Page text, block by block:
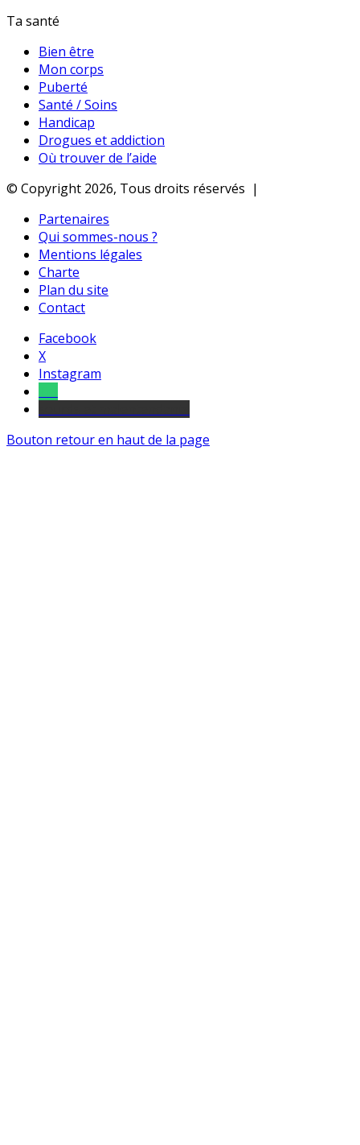
Ta santé
Bien être
Mon corps
Puberté
Santé / Soins
Handicap
Drogues et addiction
Où trouver de l’aide
© Copyright 2026, Tous droits réservés |
Partenaires
Qui sommes-nous ?
Mentions légales
Charte
Plan du site
Contact
Facebook
X
Instagram
Bouton retour en haut de la page